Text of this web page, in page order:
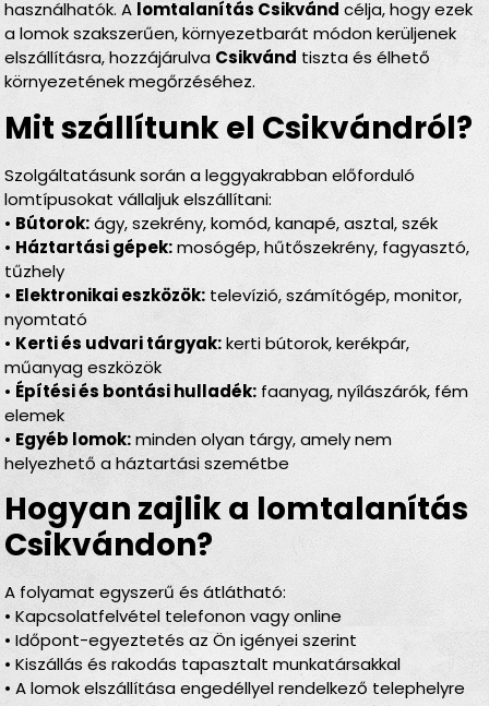
használhatók. A lomtalanítás Csikvánd célja, hogy ezek
a lomok szakszerűen, környezetbarát módon kerüljenek
elszállításra, hozzájárulva Csikvánd tiszta és élhető
környezetének megőrzéséhez.
Mit szállítunk el Csikvándról?
Szolgáltatásunk során a leggyakrabban előforduló
lomtípusokat vállaljuk elszállítani:
• Bútorok:ágy, szekrény, komód, kanapé, asztal, szék
• Háztartási gépek:mosógép, hűtőszekrény, fagyasztó,
tűzhely
• Elektronikai eszközök: televízió, számítógép, monitor,
nyomtató
• Kerti és udvari tárgyak:kerti bútorok, kerékpár,
műanyag eszközök
• Építési és bontási hulladék: faanyag, nyílászárók, fém
elemek
• Egyéb lomok:minden olyan tárgy, amely nem
helyezhető a háztartási szemétbe
Hogyan zajlik a lomtalanítás
Csikvándon?
A folyamat egyszerű és átlátható:
• Kapcsolatfelvétel telefonon vagy online
• Időpont-egyeztetés az Ön igényei szerint
• Kiszállás és rakodás tapasztalt munkatársakkal
• A lomok elszállítása engedéllyel rendelkező telephelyre